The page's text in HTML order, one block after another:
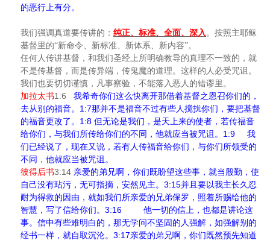
的恶行上有分。
我们强调真道要传讲的： 纯正、标准、全面、深入。按照主耶稣
基督里的“新命令、新标准、新体系、新内容”。
任何人传讲基督，和我们圣经上所明确教导的真理不一致的，就
不是传基督，而是传异端，传鬼魔的道理。这样的人必受咒诅。
我们也要切切谨慎，凡事察验，不能落入恶人的错谬里。
加拉太书1:6 我希奇你们这么快离开那借着基督之恩召你们的，
去从别的福音。 1:7那并不是福音不过有些人搅扰你们，要把基督
的福音更改了。 1:8 但无论是我们，是天上来的使者，若传福音
给你们，与我们所传给你们的不同，他就应当被咒诅。 1:9 我
们已经说了，现在又说，若有人传福音给你们，与你们所领受的
不同，他就应当被咒诅。
彼得后书3:14 亲爱的弟兄啊，你们既盼望这些事，就当殷勤，使
自己没有玷污，无可指摘，安然见主。 3:15并且要以我主长久忍
耐为得救的因由，就如我们所亲爱的兄弟保罗，照着所赐给他的
智慧，写了信给你们。 3:16 他一切的信上，也都是讲论这
事。信中有些难明白的，那无学问不坚固的人强解，如强解别的
经书一样，就自取沉沦。 3:17亲爱的弟兄啊，你们既然预先知道